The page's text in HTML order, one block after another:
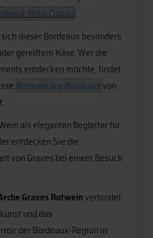
Wine Council.
dieser Bordeaux besonders
gereiftem Käse. Wer die
entdecken möchte, findet
Rotwein aus Bordeauxvon
als eleganten Begleiter für
entdecken Sie die
von Graves bei einem Besuch
Graves Rotweinverbindet
und das
der Bordeaux-Region in